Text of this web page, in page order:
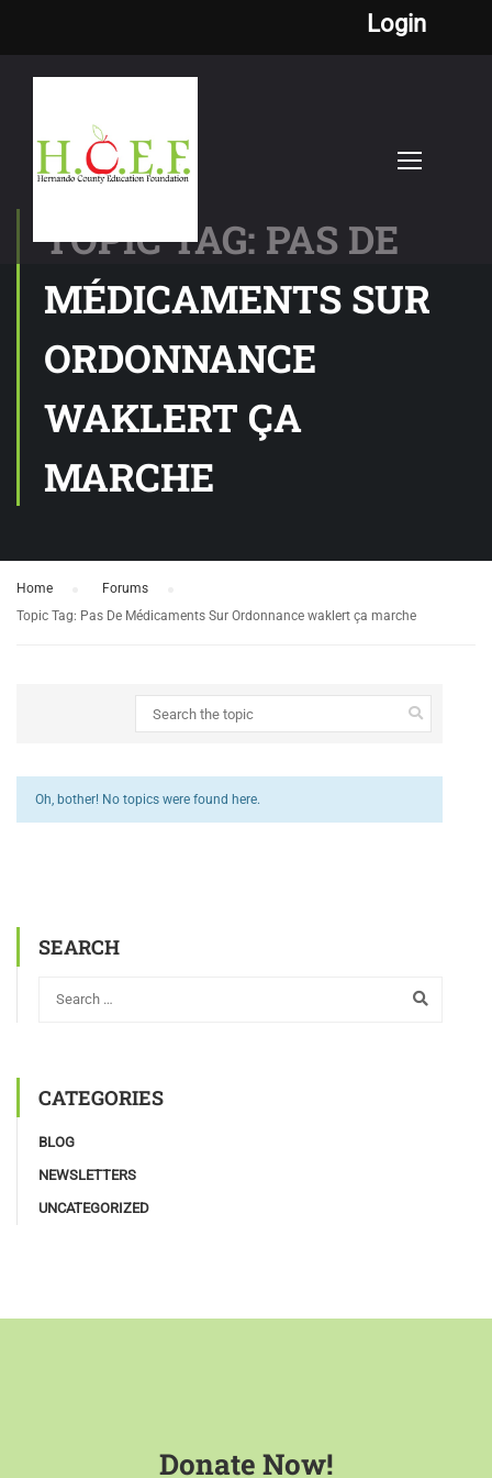
Login
TOPIC TAG: PAS DE
MÉDICAMENTS SUR
ORDONNANCE
WAKLERT ÇA
MARCHE
Home Forums
Topic Tag: Pas De Médicaments Sur Ordonnance waklert ça marche
Oh, bother! No topics were found here.
SEARCH
CATEGORIES
BLOG
NEWSLETTERS
UNCATEGORIZED
Donate Now!